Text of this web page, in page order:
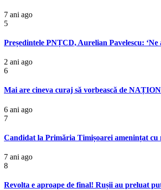
7 ani ago
5
Președintele PNȚCD, Aurelian Pavelescu:
2 ani ago
6
Mai are cineva curaj să vorbească de
6 ani ago
7
Candidat la Primăria Timișoarei amenințat cu
7 ani ago
8
Revolta e aproape de final! Rușii au preluat